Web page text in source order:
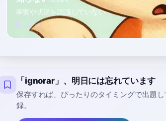
事実や状況を認識していない
詳しく →
「ignorar」、明日には忘れています
保存すれば、ぴったりのタイミングで出題
録。